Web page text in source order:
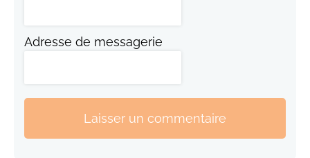
Adresse de messagerie
Laisser un commentaire